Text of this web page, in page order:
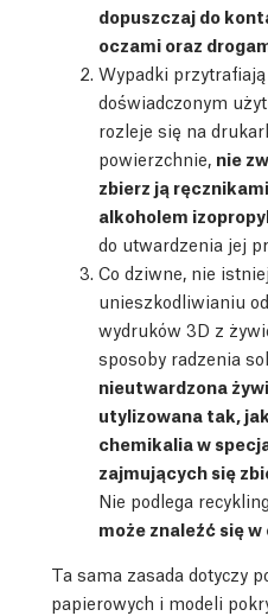
dopuszczaj do
oczami oraz
Wypadki
doświadczonym
rozleje się na
powierzchnie, nie
zbierz ją
alkoholem
do utwardzenia jej
Co dziwne, nie
unieszkodliwianiu
wydruków 3D z
sposoby radzenia
nieutwardzona
utylizowana tak,
chemikalia w
zajmujących się
Nie podlega
może znaleźć się
Ta sama zasada dotyczy
papierowych i modeli